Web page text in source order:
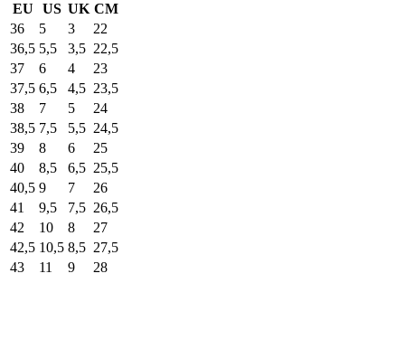
EU US UK CM
36
5 3
22
36,5 5,5 3,5 22,5
37
6 4
23
37,5 6,5 4,5 23,5
38
7 5
24
38,5 7,5 5,5 24,5
39
8 6
25
40
8,5 6,5 25,5
40,5 9 7
26
41
9,5 7,5 26,5
42
10 8
27
42,5 10,5 8,5 27,5
43
11 9 28